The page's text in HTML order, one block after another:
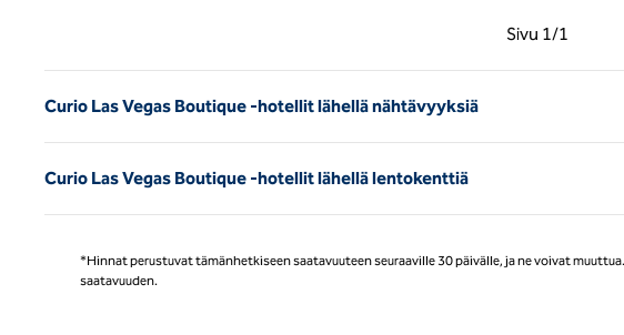
Sivu 1/1
Edellinen sivu, 1/1
Sivu 1/1
Curio Las Vegas Boutique -hotellit lähellä nähtävyyksiä
Curio Las Vegas Boutique -hotellit lähellä lentokenttiä
*Hinnat perustuvat tämänhetkiseen saatavuuteen seuraaville 30 päivälle, ja ne voivat
saatavuuden.